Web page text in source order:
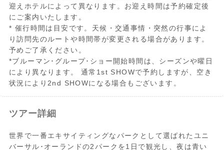
迎えホテルによって異なります。お迎え時間は予約確定後
にご案内いたします。
* 催行時間は目安です。天候・交通事情・突然の行事によ
り訪問先のルートや時間帯が変更される場合があります。
予めご了承ください。
*ブルーマン･グループ･ショー開始時間は、シーズンや曜日
により異なります。 通常1st SHOWで予約しますが、空き
状況により2nd SHOWになる場合もございます。
ツアー詳細
世界で一番エキサイティングなパークとして選ばれたユニ
バーサル･オーランドの2パークを1日で観光し、夜は青い